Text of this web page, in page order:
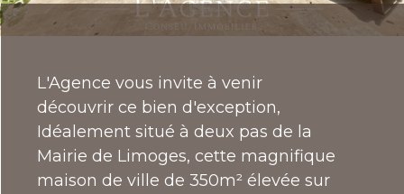
copropriété
Bilan
énergétique
L'Agence vous invite à venir
découvrir ce bien d'exception,
Idéalement situé à deux pas de la
Mairie de Limoges, cette magnifique
maison de ville de 350m² élevée sur